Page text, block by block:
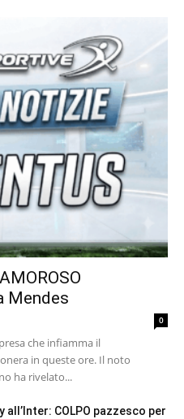
Mendes
0
che infiamma il
in queste ore. Il noto
ha rivelato...
all’Inter: COLPO pazzesco per